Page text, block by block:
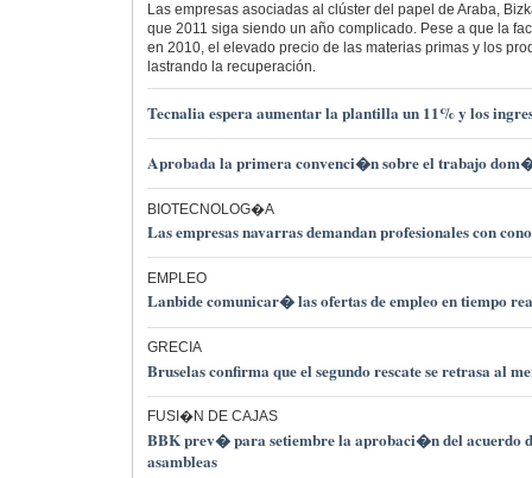
Las empresas asociadas al clúster del papel de Araba,
que 2011 siga siendo un año complicado. Pese a que la
en 2010, el elevado precio de las materias primas y los
lastrando la recuperación.
Tecnalia espera aumentar la plantilla un 11% y los
Aprobada la primera convenci�n sobre el trabajo
BIOTECNOLOG�A
Las empresas navarras demandan profesionales con
EMPLEO
Lanbide comunicar� las ofertas de empleo en tiempo
GRECIA
Bruselas confirma que el segundo rescate se retrasa al
FUSI�N DE CAJAS
BBK prev� para setiembre la aprobaci�n del acuerdo
asambleas